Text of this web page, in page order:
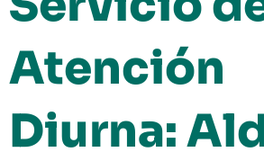
Atención
Diurna: